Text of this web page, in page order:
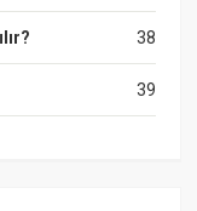
38
39